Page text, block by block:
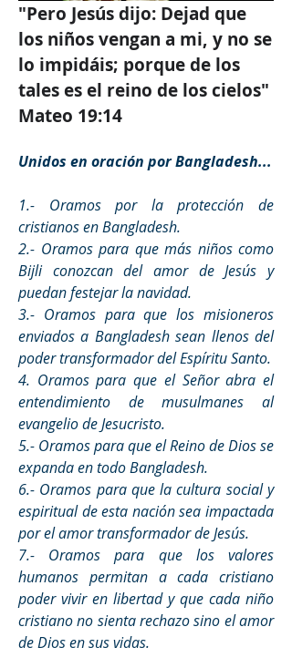
"Pero Jesús dijo: Dejad que
los niños vengan a mi, y no se
lo impidáis; porque de los
tales es el reino de los cielos"
Mateo 19:14
Unidos en oración por Bangladesh...
1.- Oramos por la protección de
cristianos en Bangladesh.
2.- Oramos para que más niños como
Bijli conozcan del amor de Jesús y
puedan festejar la navidad.
3.- Oramos para que los misioneros
enviados a Bangladesh sean llenos del
4. Oramos para que el Señor abra el
entendimiento de musulmanes al
evangelio de Jesucristo.
5.- Oramos para que el Reino de Dios se
expanda en todo Bangladesh.
6.- Oramos para que la cultura social y
espiritual de esta nación sea impactada
por el amor transformador de Jesús.
7.- Oramos para que los valores
humanos permitan a cada cristiano
poder vivir en libertad y que cada niño
cristiano no sienta rechazo sino el amor
de Dios en sus vidas.